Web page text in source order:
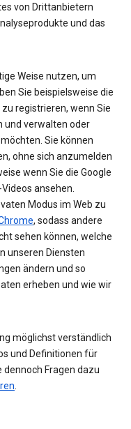
von Drittanbietern
und das
Weise nutzen, um
Sie beispielsweise die
registrieren, wenn Sie
und verwalten oder
Sie können
ohne sich anzumelden
wenn Sie die Google
ansehen.
Modus im Web zu
, sodass andere
sehen können, welche
unseren Diensten
ändern und so
erheben und wie wir
möglichst verständlich
und Definitionen für
dennoch Fragen dazu
.